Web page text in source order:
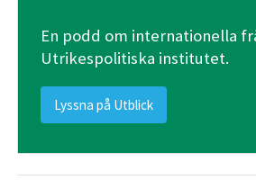
En podd om internationella
Utrikespolitiska institutet.
Lyssna på Utblick